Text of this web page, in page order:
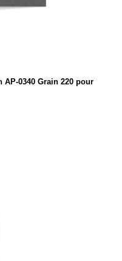
AP-0340 Grain 220 pour